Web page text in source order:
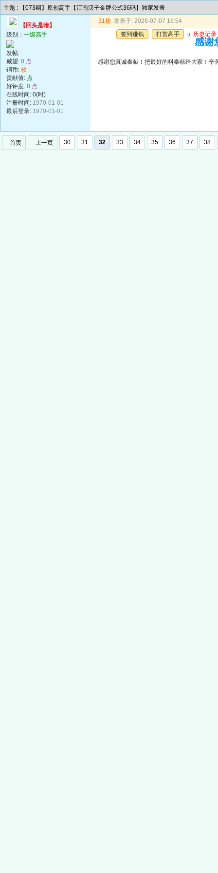
主题 : 【073期】原创高手【江南汉子金牌公式36码】独家发表
【回头是暗】
级别： 一级高手
发帖:
威望: 0 点
铜币: 枚
贡献值: 点
好评度: 0 点
在线时间: 0(时)
注册时间: 1970-01-01
最后登录: 1970-01-01
31楼 发表于: 2026-07-07 16:54
签到赚钱
打赏高手 u 历史记录
感谢
感谢您真诚奉献！把最好的料奉献给大家！辛
首页 上一页 30 31 32 33 34 35 36 37 38